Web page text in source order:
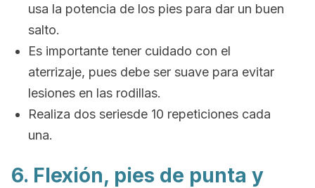
usa la potencia de los pies para dar un buen
salto.
Es importante tener cuidado con el
aterrizaje, pues debe ser suave para evitar
lesiones en las rodillas.
Realiza dos seriesde 10 repeticiones cada
una.
6. Flexión, pies de punta y